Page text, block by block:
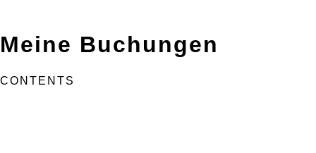
Meine Buchungen
CONTENTS